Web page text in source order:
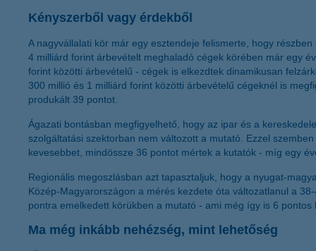
Kényszerből vagy érdekből
A nagyvállalati kör már egy esztendeje felismerte, hogy
4 milliárd forint árbevételt meghaladó cégek körében már egy
forint közötti árbevételű - cégek is elkezdtek dinamikusan
300 millió és 1 milliárd forint közötti árbevételű cégeknél is
produkált 39 pontot.
Ágazati bontásban megfigyelhető, hogy az ipar és a
szolgáltatási szektorban nem változott a mutató. Ezzel
kevesebbet, mindössze 36 pontot mértek a kutatók - míg egy
Regionális megoszlásban azt tapasztaljuk, hogy a nyugat-
Közép-Magyarországon a mérés kezdete óta változatlanul a
pontra emelkedett körükben a mutató - ami még így is 6 pontos
Ma még inkább nehézség, mint lehetőség